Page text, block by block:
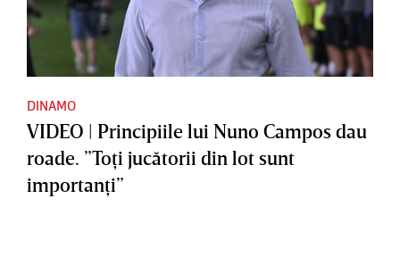
DINAMO
VIDEO | Principiile lui Nuno Campos dau
roade. ”Toţi jucătorii din lot sunt
importanţi”